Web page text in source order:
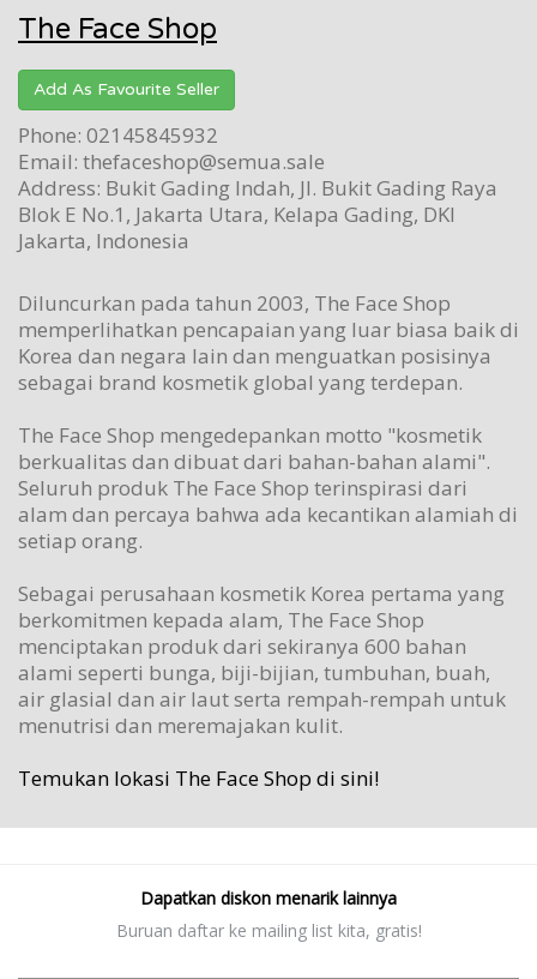
The Face Shop
Add As Favourite Seller
Phone: 02145845932
Email: thefaceshop@semua.sale
Address: Bukit Gading Indah, Jl. Bukit Gading Raya
Blok E No.1, Jakarta Utara, Kelapa Gading, DKI
Jakarta, Indonesia
Diluncurkan pada tahun 2003, The Face Shop
memperlihatkan pencapaian yang luar biasa baik di
Korea dan negara lain dan menguatkan posisinya
sebagai brand kosmetik global yang terdepan.
The Face Shop mengedepankan motto "kosmetik
berkualitas dan dibuat dari bahan-bahan alami".
Seluruh produk The Face Shop terinspirasi dari
alam dan percaya bahwa ada kecantikan alamiah di
setiap orang.
Sebagai perusahaan kosmetik Korea pertama yang
berkomitmen kepada alam, The Face Shop
menciptakan produk dari sekiranya 600 bahan
alami seperti bunga, biji-bijian, tumbuhan, buah,
air glasial dan air laut serta rempah-rempah untuk
menutrisi dan meremajakan kulit.
Temukan lokasi The Face Shop di sini!
Dapatkan diskon menarik lainnya
Buruan daftar ke mailing list kita, gratis!